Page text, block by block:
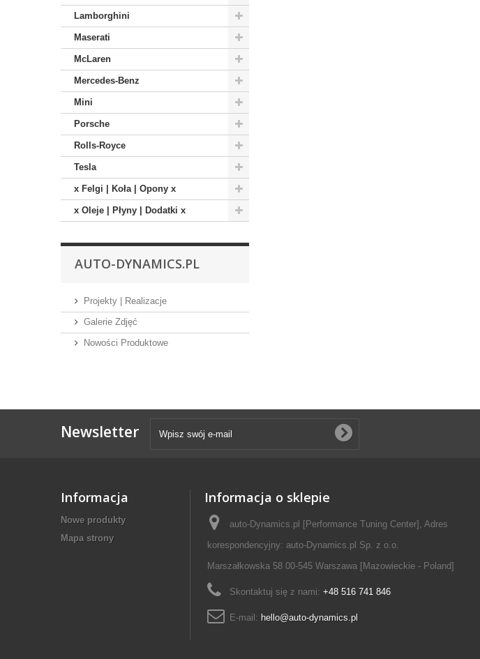
Lamborghini
Maserati
McLaren
Mercedes-Benz
Mini
Porsche
Rolls-Royce
Tesla
x Felgi | Koła | Opony x
x Oleje | Płyny | Dodatki x
AUTO-DYNAMICS.PL
Projekty | Realizacje
Galerie Zdjęć
Nowości Produktowe
Newsletter
Informacja
Nowe produkty
Mapa strony
Informacja o sklepie
auto-Dynamics.pl [Performance Tuning Center], Adres
korespondencyjny: auto-Dynamics.pl Sp. z o.o.
Marszałkowska 58 00-545 Warszawa [Mazowieckie - Poland]
Skontaktuj się z nami: +48 516 741 846
E-mail: hello@auto-dynamics.pl